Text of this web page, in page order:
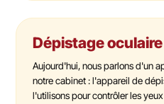
Dépistage oculaire
Aujourd'hui, nous parlons d'un
notre cabinet : l'appareil de
l'utilisons pour contrôler les